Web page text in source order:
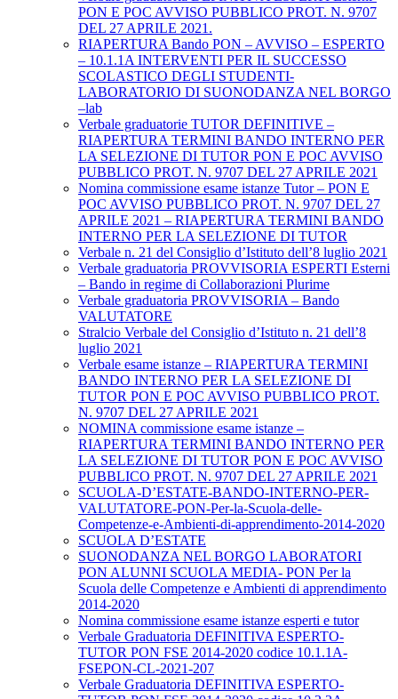
PON E POC AVVISO PUBBLICO PROT. N. 9707
DEL 27 APRILE 2021.
RIAPERTURA Bando PON – AVVISO – ESPERTO
– 10.1.1A INTERVENTI PER IL SUCCESSO
SCOLASTICO DEGLI STUDENTI-
LABORATORIO DI SUONODANZA NEL BORGO
–lab
Verbale graduatorie TUTOR DEFINITIVE –
RIAPERTURA TERMINI BANDO INTERNO PER
LA SELEZIONE DI TUTOR PON E POC AVVISO
PUBBLICO PROT. N. 9707 DEL 27 APRILE 2021
Nomina commissione esame istanze Tutor – PON E
POC AVVISO PUBBLICO PROT. N. 9707 DEL 27
APRILE 2021 – RIAPERTURA TERMINI BANDO
INTERNO PER LA SELEZIONE DI TUTOR
Verbale n. 21 del Consiglio d’Istituto dell’8 luglio 2021
Verbale graduatoria PROVVISORIA ESPERTI Esterni
– Bando in regime di Collaborazioni Plurime
Verbale graduatoria PROVVISORIA – Bando
VALUTATORE
Stralcio Verbale del Consiglio d’Istituto n. 21 dell’8
luglio 2021
Verbale esame istanze – RIAPERTURA TERMINI
BANDO INTERNO PER LA SELEZIONE DI
TUTOR PON E POC AVVISO PUBBLICO PROT.
N. 9707 DEL 27 APRILE 2021
NOMINA commissione esame istanze –
RIAPERTURA TERMINI BANDO INTERNO PER
LA SELEZIONE DI TUTOR PON E POC AVVISO
PUBBLICO PROT. N. 9707 DEL 27 APRILE 2021
SCUOLA-D’ESTATE-BANDO-INTERNO-PER-
VALUTATORE-PON-Per-la-Scuola-delle-
Competenze-e-Ambienti-di-apprendimento-2014-2020
SCUOLA D’ESTATE
SUONODANZA NEL BORGO LABORATORI
PON ALUNNI SCUOLA MEDIA- PON Per la
Scuola delle Competenze e Ambienti di apprendimento
2014-2020
Nomina commissione esame istanze esperti e tutor
Verbale Graduatoria DEFINITIVA ESPERTO-
TUTOR PON FSE 2014-2020 codice 10.1.1A-
FSEPON-CL-2021-207
Verbale Graduatoria DEFINITIVA ESPERTO-